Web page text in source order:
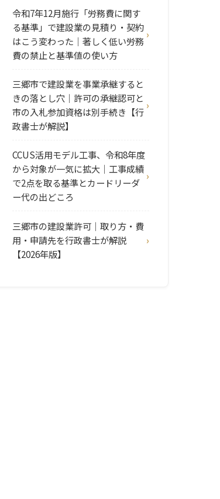
令和7年12月施行「労務費に関す
る基準」で建設業の見積り・契約
はこう変わった｜著しく低い労務
費の禁止と基準値の使い方
三郷市で建設業を事業承継すると
きの落とし穴｜許可の承継認可と
市の入札参加資格は別手続き【行
政書士が解説】
CCUS活用モデル工事、令和8年度
から対象が一気に拡大｜工事成績
で2点を取る基準とカードリーダ
ー代の出どころ
三郷市の建設業許可｜取り方・費
用・申請先を行政書士が解説
【2026年版】